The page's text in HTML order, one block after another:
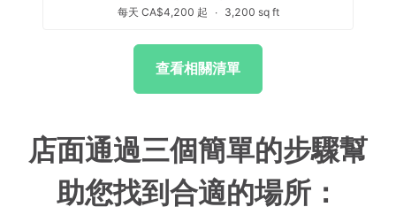
每天 CA$4,200 起
∙ 3,200 sq ft
查看相關清單
店面通過三個簡單的步驟幫
助您找到合適的場所：